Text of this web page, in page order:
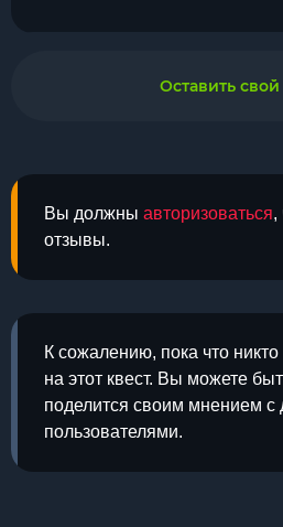
Вы должны авторизоваться,
отзывы.
К сожалению, пока что
на этот квест. Вы можете
поделится своим мнением с
пользователями.
Оставить